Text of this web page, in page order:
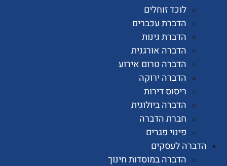
לוכד זוחלים
הדברת עכברים
הדברת גינות
הדברה אורגנית
הדברה טרום אירוע
הדברה ירוקה
ריסוס דירות
הדברה ביולוגית
חברת הדברה
פינוי פגרים
לעסקים
הדברה במוסדות חינוך